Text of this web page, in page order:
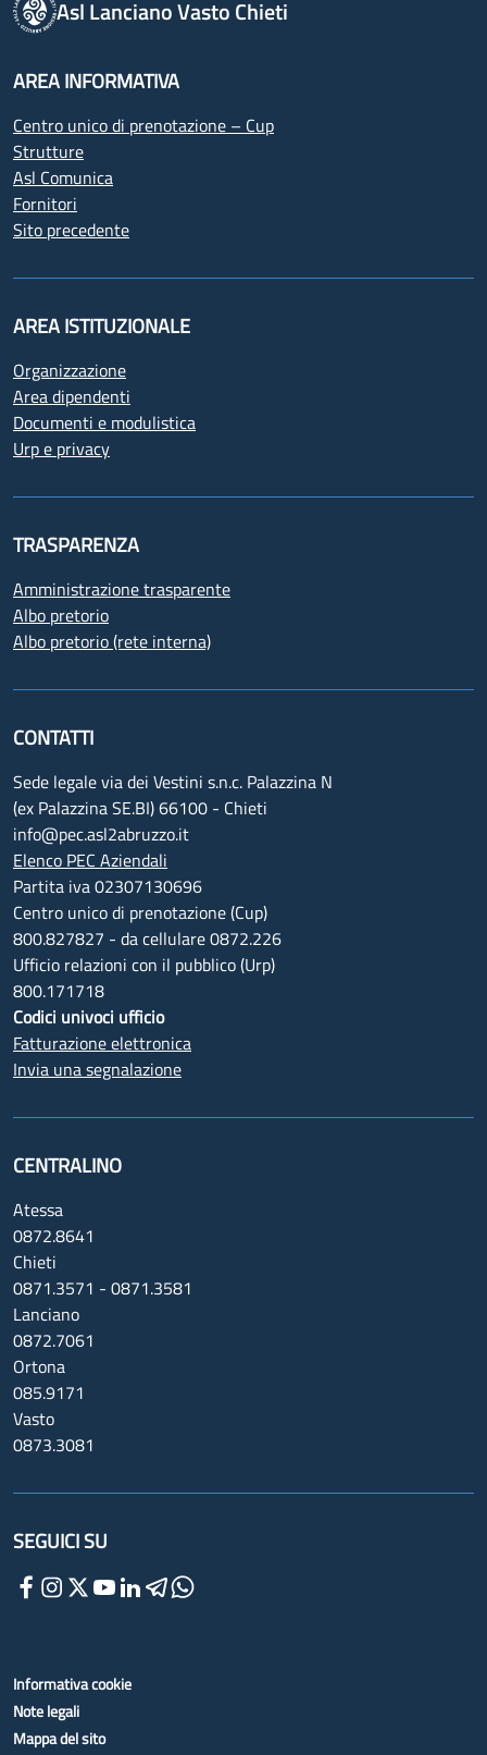
Asl Lanciano Vasto Chieti
AREA INFORMATIVA
Centro unico di prenotazione – Cup
Strutture
Asl Comunica
Fornitori
Sito precedente
AREA ISTITUZIONALE
Organizzazione
Area dipendenti
Documenti e modulistica
Urp e privacy
TRASPARENZA
Amministrazione trasparente
Albo pretorio
Albo pretorio (rete interna)
CONTATTI
Sede legale via dei Vestini s.n.c. Palazzina N
(ex Palazzina SE.BI) 66100 - Chieti
info@pec.asl2abruzzo.it
Elenco PEC Aziendali
Partita iva 02307130696
Centro unico di prenotazione (Cup)
800.827827 - da cellulare 0872.226
Ufficio relazioni con il pubblico (Urp)
800.171718
Codici univoci ufficio
Fatturazione elettronica
Invia una segnalazione
CENTRALINO
Atessa
0872.8641
Chieti
0871.3571 - 0871.3581
Lanciano
0872.7061
Ortona
085.9171
Vasto
0873.3081
SEGUICI SU
Informativa cookie
Note legali
Mappa del sito